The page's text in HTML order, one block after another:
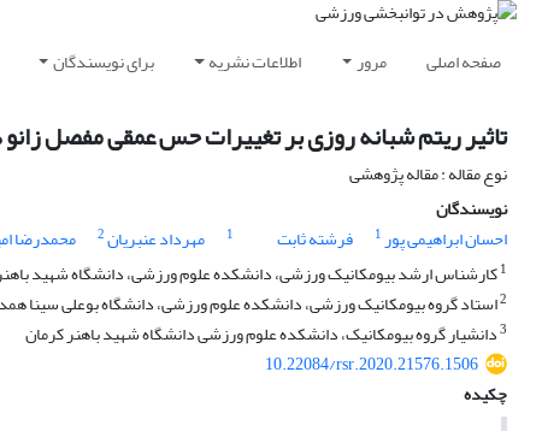
صفحه اصلی مرور اطلاعات نشریه برای نویسندگان
تاثیر ریتم شبانه روزی بر تغییرات حس عمقی مفصل
نوع مقاله : مقاله پژوهشی
نویسندگان
احسان ابراهیمی پور1 فرشته ثابت 1 مهرداد عنبریان2 محمدرضا
1کارشناس ارشد بیومکانیک ورزشی، دانشکده علوم ورزشی، دانشگاه شهید
2استاد گروه بیومکانیک ورزشی، دانشکده علوم ورزشی، دانشگاه بوعلی سینا
3دانشیار گروه بیومکانیک، دانشکده علوم ورزشی دانشگاه شهید باهنر کرمان
10.22084/rsr.2020.21576.1506
چکیده